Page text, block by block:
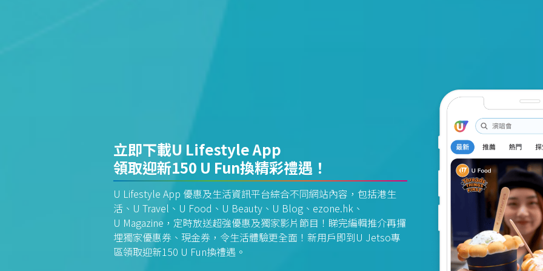
立即下載U Lifestyle App
領取迎新150 U Fun換精彩禮遇！
U Lifestyle App 優惠及生活資訊平台綜合不同網站內容，包括港生
活、U Travel、U Food、U Beauty、U Blog、ezone.hk、
U Magazine，定時放送超強優惠及獨家影片節目！睇完編輯推介再攞
埋獨家優惠券、現金券，令生活體驗更全面！新用戶即到U Jetso專
區領取迎新150 U Fun換禮遇。